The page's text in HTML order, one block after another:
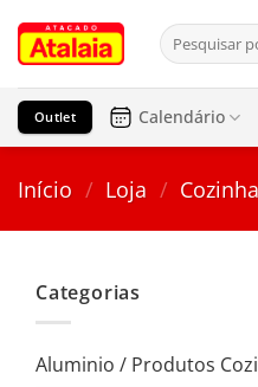
para
conteúdo
Pesquisar
por:
Outlet Calendário
Início / Loja /
Categorias
Aluminio / Produtos